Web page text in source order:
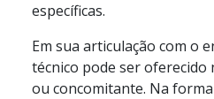
específicas.
Em sua articulação com o
técnico pode ser
ou concomitante. Na